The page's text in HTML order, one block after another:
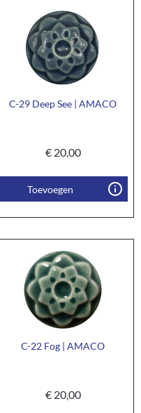
C-29 Deep See | AMACO
€20,00
Toevoegen
C-22 Fog | AMACO
€20,00